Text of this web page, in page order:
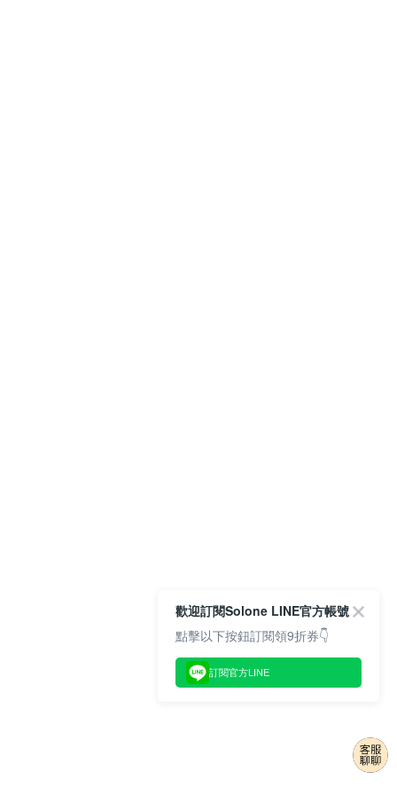
歡迎訂閱Solone LINE官方帳號
點擊以下按鈕訂閱領9折券👇
訂閱官方LINE